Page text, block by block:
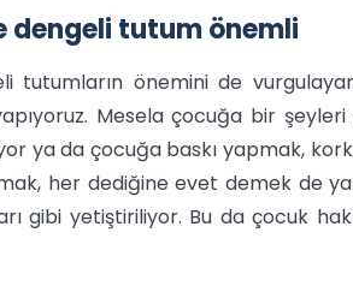
dengeli tutum önemli
tutumların önemini de
Mesela çocuğa bir
ya da çocuğa baskı yapmak,
her dediğine evet demek de
gibi yetiştiriliyor. Bu da çocuk